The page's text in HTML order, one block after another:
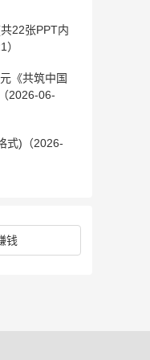
22张PPT内
《共筑中国
2026-06-
式)（2026-
钱